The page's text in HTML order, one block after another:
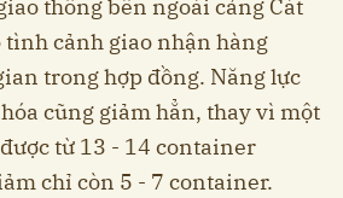
thông bên ngoài cảng Cát
tình cảnh giao nhận hàng
trong hợp đồng. Năng lực
cũng giảm hẳn, thay vì một
từ 13 - 14 container
chỉ còn 5 - 7 container.